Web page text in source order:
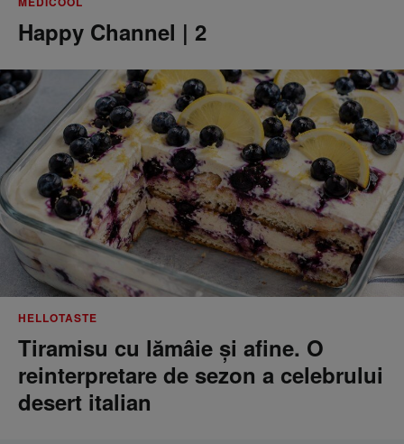
Happy Channel | 2
HELLOTASTE
Tiramisu cu lămâie și afine. O
reinterpretare de sezon a celebrului
desert italian